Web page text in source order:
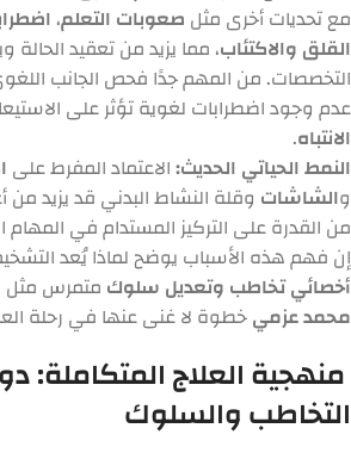
مع تحديات أخرى مثل صعوبات التعلم،
القلق والاكتئاب، مما يزيد من تعقيد
التخصصات. من المهم جدًا فحص الجانب
عدم وجود اضطرابات لغوية تؤثر على
الانتباه.
النمط الحياتي الحديث:الاعتماد المفرط على
والشاشات وقلة النشاط البدني قد يزيد
من القدرة على التركيز المستدام في المهام
إن فهم هذه الأسباب يوضح لماذا يُعد
أخصائي تخاطب وتعديل سلوك متمرس مثل
محمد عزميخطوة لا غنى عنها في رحلة
منهجية العلاج المتكاملة:
التخاطب والسلوك